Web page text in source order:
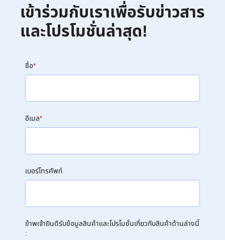
เข้าร่วมกับเราเพื่อรับข่าวสาร
และโปรโมชั่นล่าสุด!
ชื่อ*
อีเมล*
เบอร์โทรศัพท์
ข้าพเจ้ายินดีรับข้อมูลสินค้าและโปรโมชั่นเกี่ยวกับสินค้าด้านล่างนี้
: